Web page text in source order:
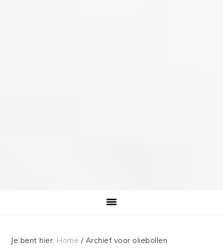
Je bent hier: Home /Archief voor oliebollen